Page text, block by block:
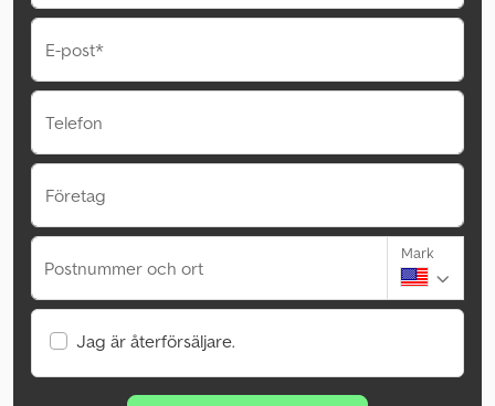
E-post*
Telefon
Företag
Postnummer och ort
Mark
Jag är återförsäljare.